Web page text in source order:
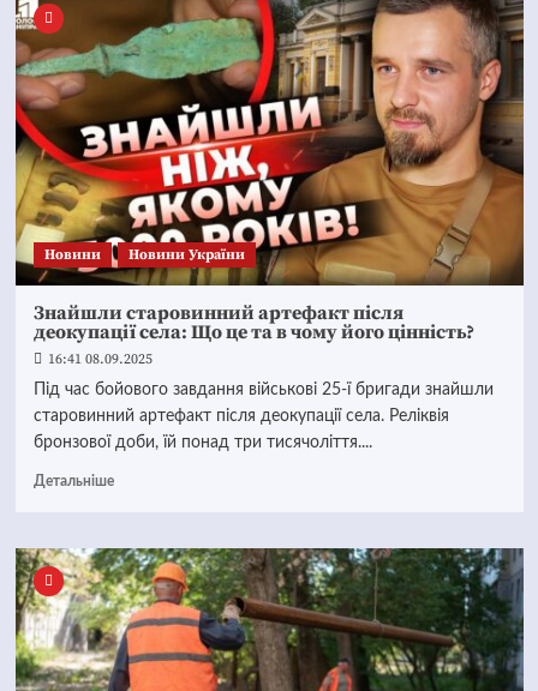
Новини Новини України
Знайшли старовинний артефакт після
деокупації села: Що це та в чому його цінність?
16:41 08.09.2025
Під час бойового завдання військові 25-ї бригади знайшли
старовинний артефакт після деокупації села. Реліквія
бронзової доби, їй понад три тисячоліття....
Детальніше